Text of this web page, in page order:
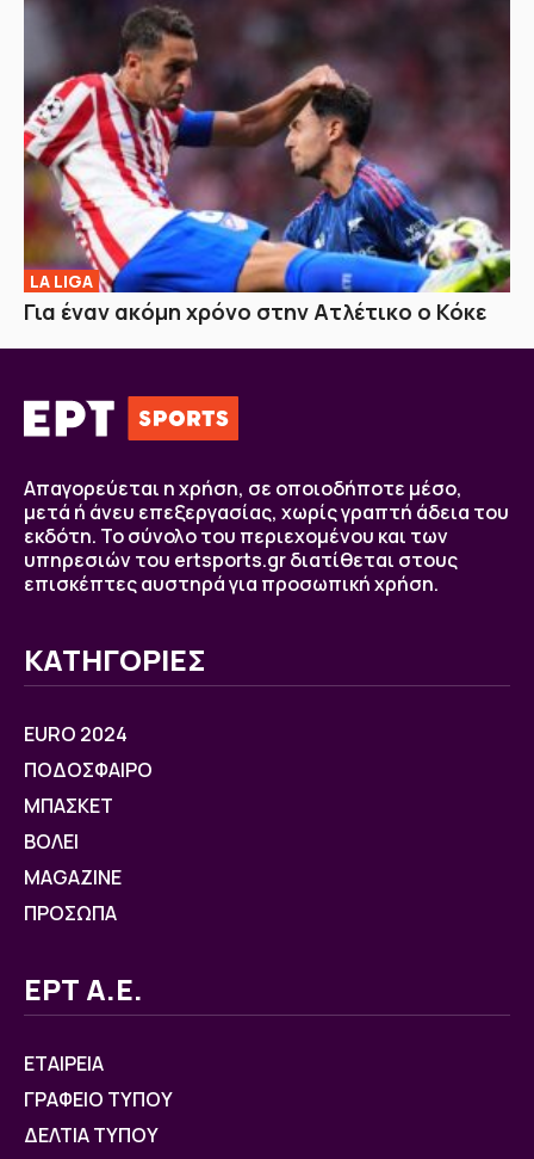
LA LIGA
Για έναν ακόμη χρόνο στην Ατλέτικο ο Κόκε
Απαγορεύεται η χρήση, σε οποιοδήποτε μέσο,
μετά ή άνευ επεξεργασίας, χωρίς γραπτή άδεια του
εκδότη. Το σύνολο του περιεχομένου και των
υπηρεσιών του ertsports.gr διατίθεται στους
επισκέπτες αυστηρά για προσωπική χρήση.
ΚΑΤΗΓΟΡΙΕΣ
EURO 2024
ΠΟΔΟΣΦΑΙΡΟ
ΜΠΑΣΚΕΤ
ΒOΛΕΙ
MAGAZINE
ΠΡΟΣΩΠΑ
ΕΡΤ Α.Ε.
ΕΤΑΙΡΕΙΑ
ΓΡΑΦΕΙΟ ΤΥΠΟΥ
ΔΕΛΤΙΑ ΤΥΠΟΥ